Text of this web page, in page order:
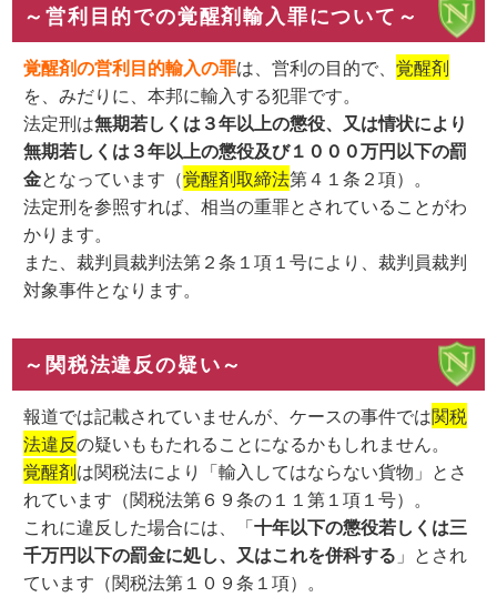
～営利目的での覚醒剤輸入罪について～
覚醒剤の営利目的輸入の罪は、営利の目的で、覚醒剤
を、みだりに、本邦に輸入する犯罪です。
法定刑は無期若しくは３年以上の懲役、又は情状により
無期若しくは３年以上の懲役及び１０００万円以下の罰
金となっています（覚醒剤取締法第４１条２項）。
法定刑を参照すれば、相当の重罪とされていることがわ
かります。
また、裁判員裁判法第２条１項１号により、裁判員裁判
対象事件となります。
～関税法違反の疑い～
報道では記載されていませんが、ケースの事件では関税
法違反の疑いももたれることになるかもしれません。
覚醒剤は関税法により「輸入してはならない貨物」とさ
れています（関税法第６９条の１１第１項１号）。
これに違反した場合には、「十年以下の懲役若しくは三
千万円以下の罰金に処し、又はこれを併科する 」とされ
ています（関税法第１０９条１項）。